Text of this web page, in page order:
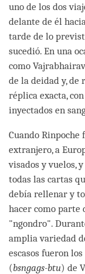
uno de los dos
delante de él
tarde de lo
sucedió. En una
como
de la deidad y, de
réplica exacta,
inyectados en
Cuando
extranjero, a
visados y vuelos,
todas las cartas
debía rellenar y
hacer como
"ngondro".
amplia variedad
escasos fueron
(bsngags-btu) de